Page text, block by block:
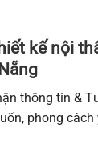
kế nội
thông tin &
phong